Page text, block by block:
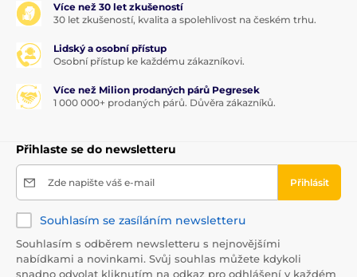
Více než 30 let zkušeností
30 let zkušeností, kvalita a spolehlivost na českém trhu.
Lidský a osobní přístup
Osobní přístup ke každému zákazníkovi.
Více než Milion prodaných párů Pegresek
1 000 000+ prodaných párů. Důvěra zákazníků.
Přihlaste se do newsletteru
Zde napište váš e-mail Přihlásit
Souhlasím se zasíláním newsletteru
Souhlasím s odběrem newsletteru s nejnovějšími
nabídkami a novinkami. Svůj souhlas můžete kdykoli
snadno odvolat kliknutím na odkaz pro odhlášení v každém